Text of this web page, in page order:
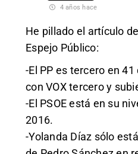
4 años hace
He pillado el artículo
Espejo Público:
-El PP es tercero en
con VOX tercero y
-El PSOE está en su
2016.
-Yolanda Díaz sólo